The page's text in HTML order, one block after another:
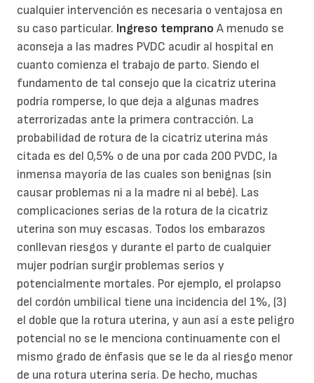
cualquier intervención es necesaria o ventajosa en
su caso particular. Ingreso temprano A menudo se
aconseja a las madres PVDC acudir al hospital en
cuanto comienza el trabajo de parto. Siendo el
fundamento de tal consejo que la cicatriz uterina
podría romperse, lo que deja a algunas madres
aterrorizadas ante la primera contracción. La
probabilidad de rotura de la cicatriz uterina más
citada es del 0,5% o de una por cada 200 PVDC, la
inmensa mayoría de las cuales son benignas (sin
causar problemas ni a la madre ni al bebé). Las
complicaciones serias de la rotura de la cicatriz
uterina son muy escasas. Todos los embarazos
conllevan riesgos y durante el parto de cualquier
mujer podrían surgir problemas serios y
potencialmente mortales. Por ejemplo, el prolapso
del cordón umbilical tiene una incidencia del 1%, (3)
el doble que la rotura uterina, y aun así a este peligro
potencial no se le menciona continuamente con el
mismo grado de énfasis que se le da al riesgo menor
de una rotura uterina seria. De hecho, muchas